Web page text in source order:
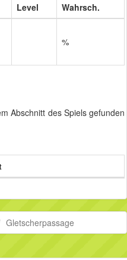
Level Wahrsch.
%
Abschnitt des Spiels gefunden
Gletscherpassage